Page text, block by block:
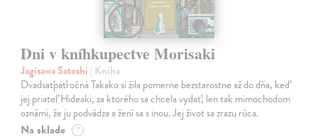
Dni v kníhkupectve Morisaki
Jagisawa Satoshi | Kniha
Dvadsaťpäťročná Takako si žila pomerne bezstarostne až do dňa, keď
jej priateľ Hideaki, za ktorého sa chcela vydať, len tak mimochodom
oznámi, že ju podvádza a žení sa s inou. Jej život sa zrazu rúca.
Na sklade ?